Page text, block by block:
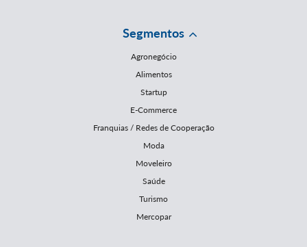
Segmentos
Agronegócio
Alimentos
Startup
E-Commerce
Franquias / Redes de Cooperação
Moda
Moveleiro
Saúde
Turismo
Mercopar